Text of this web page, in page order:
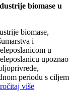
biomase u
biomase,
i
u
upoznao
periodu s ciljem
više